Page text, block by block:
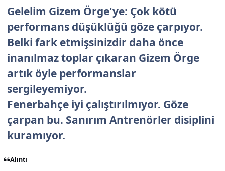
Gelelim Gizem Örge'ye: Çok kötü
performans düşüklüğü göze çarpıyor.
Belki fark etmişsinizdir daha önce
inanılmaz toplar çıkaran Gizem Örge
artık öyle performanslar
sergileyemiyor.
Fenerbahçe iyi çalıştırılmıyor. Göze
çarpan bu. Sanırım Antrenörler disiplini
kuramıyor.
Alıntı